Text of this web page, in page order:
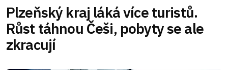
Plzeňský kraj láká více turistů.
Růst táhnou Češi, pobyty se ale
zkracují